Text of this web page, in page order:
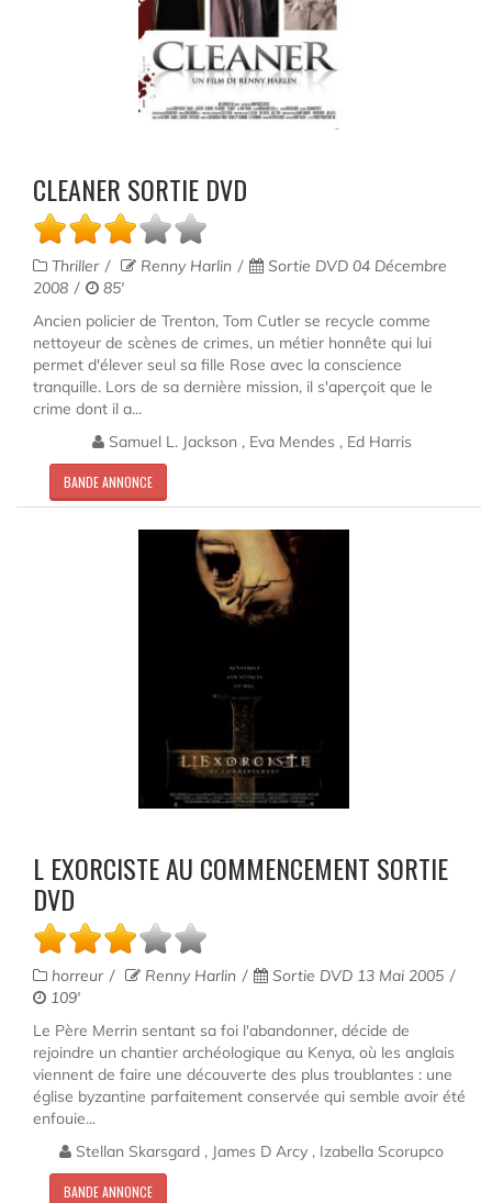
CLEANER SORTIE DVD
Thriller Renny Harlin
Sortie DVD 04 Décembre
2008
85'
Ancien policier de Trenton, Tom Cutler se recycle comme
nettoyeur de scènes de crimes, un métier honnête qui lui
permet d'élever seul sa fille Rose avec la conscience
tranquille. Lors de sa dernière mission, il s'aperçoit que le
crime dont il a...
Samuel L. Jackson , Eva Mendes , Ed Harris
BANDE ANNONCE
L EXORCISTE AU COMMENCEMENT SORTIE
DVD
horreur Renny Harlin
Sortie DVD 13 Mai 2005
109'
Le Père Merrin sentant sa foi l'abandonner, décide de
rejoindre un chantier archéologique au Kenya, où les anglais
viennent de faire une découverte des plus troublantes : une
église byzantine parfaitement conservée qui semble avoir été
enfouie...
Stellan Skarsgard , James D Arcy , Izabella Scorupco
BANDE ANNONCE